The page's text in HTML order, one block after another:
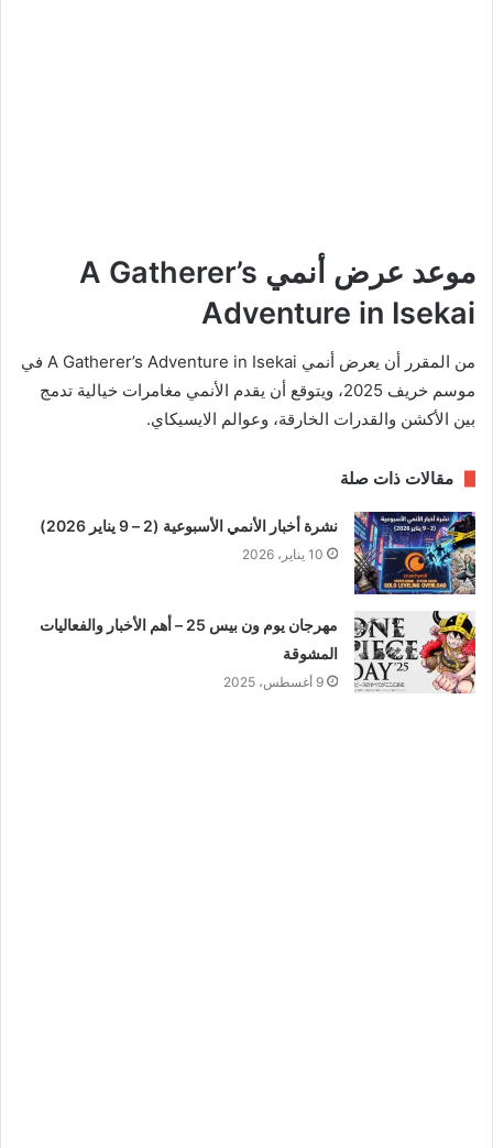
موعد عرض أنمي A Gatherer’s
Adventure in Isekai
من المقرر أن يعرض أنمي A Gatherer’s Adventure in Isekai في
موسم خريف 2025، ويتوقع أن يقدم الأنمي مغامرات خيالية تدمج
بين الأكشن والقدرات الخارقة، وعوالم الايسيكاي.
مقالات ذات صلة
نشرة أخبار الأنمي الأسبوعية (2 – 9 يناير 2026)
10 يناير، 2026
مهرجان يوم ون بيس 25 – أهم الأخبار والفعاليات
المشوقة
9 أغسطس، 2025